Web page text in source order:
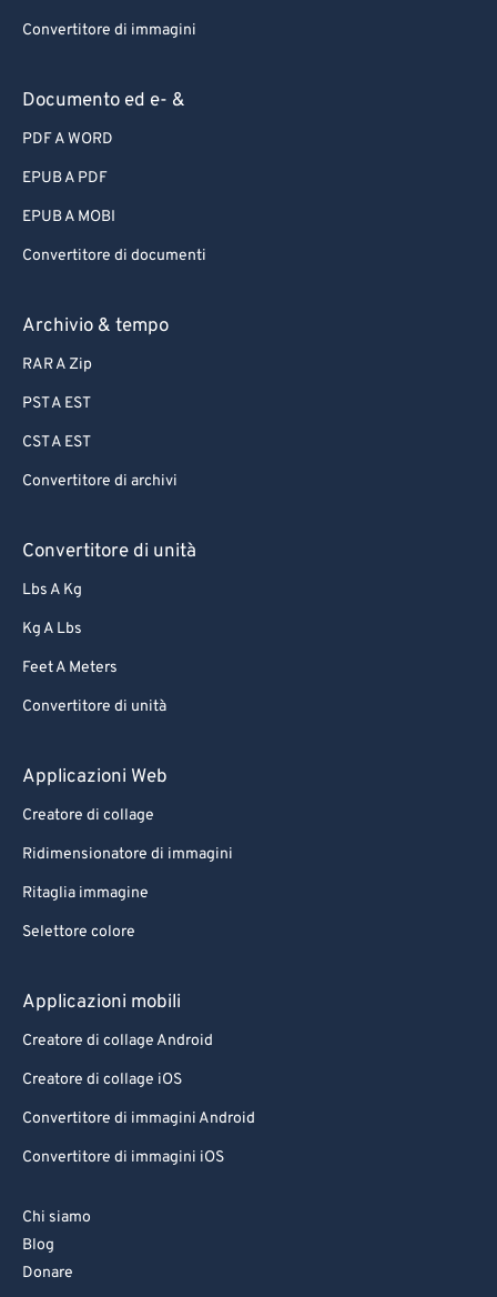
Convertitore di immagini
Documento ed e- &
PDF A WORD
EPUB A PDF
EPUB A MOBI
Convertitore di documenti
Archivio & tempo
RAR A Zip
PST A EST
CST A EST
Convertitore di archivi
Convertitore di unità
Lbs A Kg
Kg A Lbs
Feet A Meters
Convertitore di unità
Applicazioni Web
Creatore di collage
Ridimensionatore di immagini
Ritaglia immagine
Selettore colore
Applicazioni mobili
Creatore di collage Android
Creatore di collage iOS
Convertitore di immagini Android
Convertitore di immagini iOS
Chi siamo
Blog
Donare